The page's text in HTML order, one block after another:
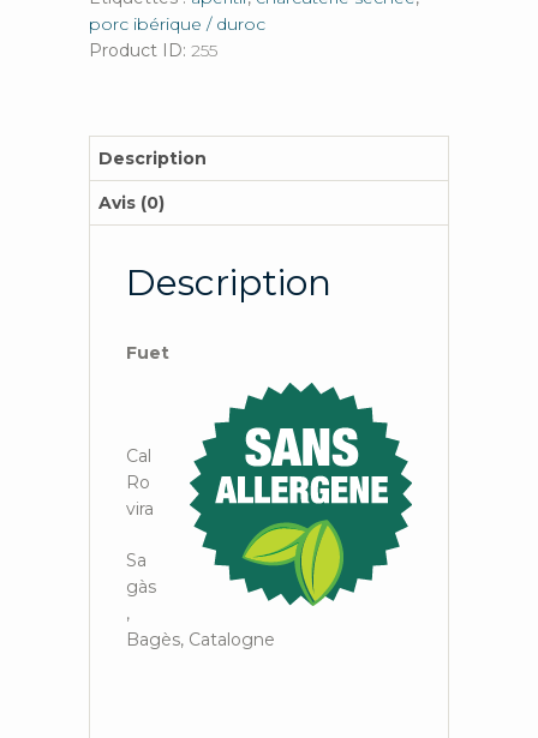
porc ibérique / duroc
Product ID: 255
Description
Avis (0)
Description
Fuet
Cal
Ro
vira
Sa
gàs
,
Bagès, Catalogne